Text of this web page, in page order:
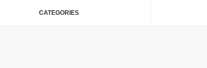
CATEGORIES